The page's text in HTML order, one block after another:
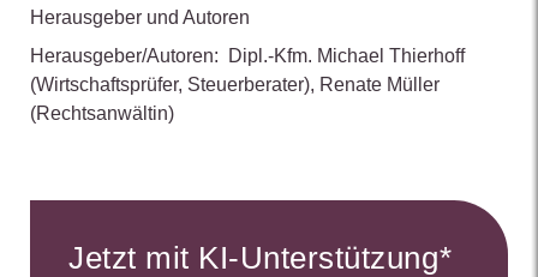
Herausgeber und Autoren
Herausgeber/Autoren:
Dipl.-Kfm. Michael Thierhoff
(Wirtschaftsprüfer, Steuerberater), Renate Müller
(Rechtsanwältin)
Jetzt mit KI-Unterstützung*